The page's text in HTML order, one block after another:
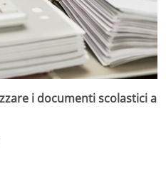
i documenti scolastici a